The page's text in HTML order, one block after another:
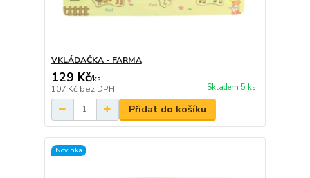
VKLÁDAČKA - FARMA
129 Kč/ks
107 Kč bez DPH Skladem 5 ks
Přidat do košíku
Novinka